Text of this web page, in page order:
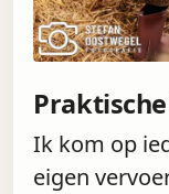
Ik kom op
eigen